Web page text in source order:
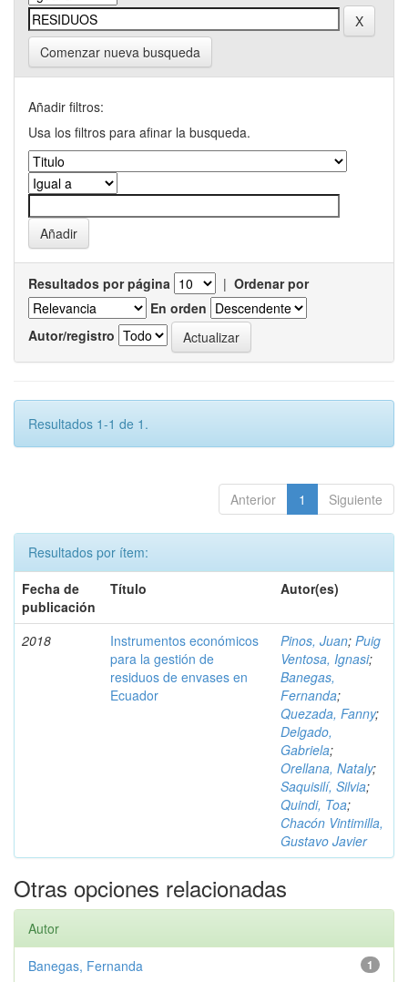
Comenzar nueva busqueda
Añadir filtros:
Usa los filtros para afinar la busqueda.
Resultados por página | Ordenar por
En orden
Autor/registro
Resultados 1-1 de 1.
Anterior 1 Siguiente
Resultados por ítem:
Fecha de
publicación
Título Autor(es)
2018
Instrumentos económicos
para la gestión de
residuos de envases en
Ecuador
Pinos, Juan; Puig
Ventosa, Ignasi;
Banegas,
Fernanda;
Quezada, Fanny;
Delgado,
Gabriela;
Orellana, Nataly;
Saquisilí, Silvia;
Quindi, Toa;
Chacón Vintimilla,
Gustavo Javier
Otras opciones relacionadas
Autor
1
Banegas, Fernanda